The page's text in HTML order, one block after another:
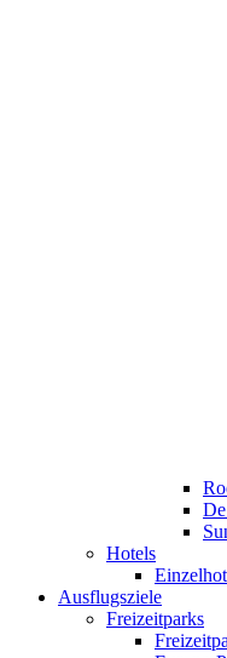
Hotels
Ausflugsziele
Freizeitparks